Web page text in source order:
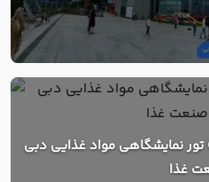
تور نمایشگاهی مواد غذایی دبی (Gulfood)؛ ثبت‌نام ویژه فعالان
غذا